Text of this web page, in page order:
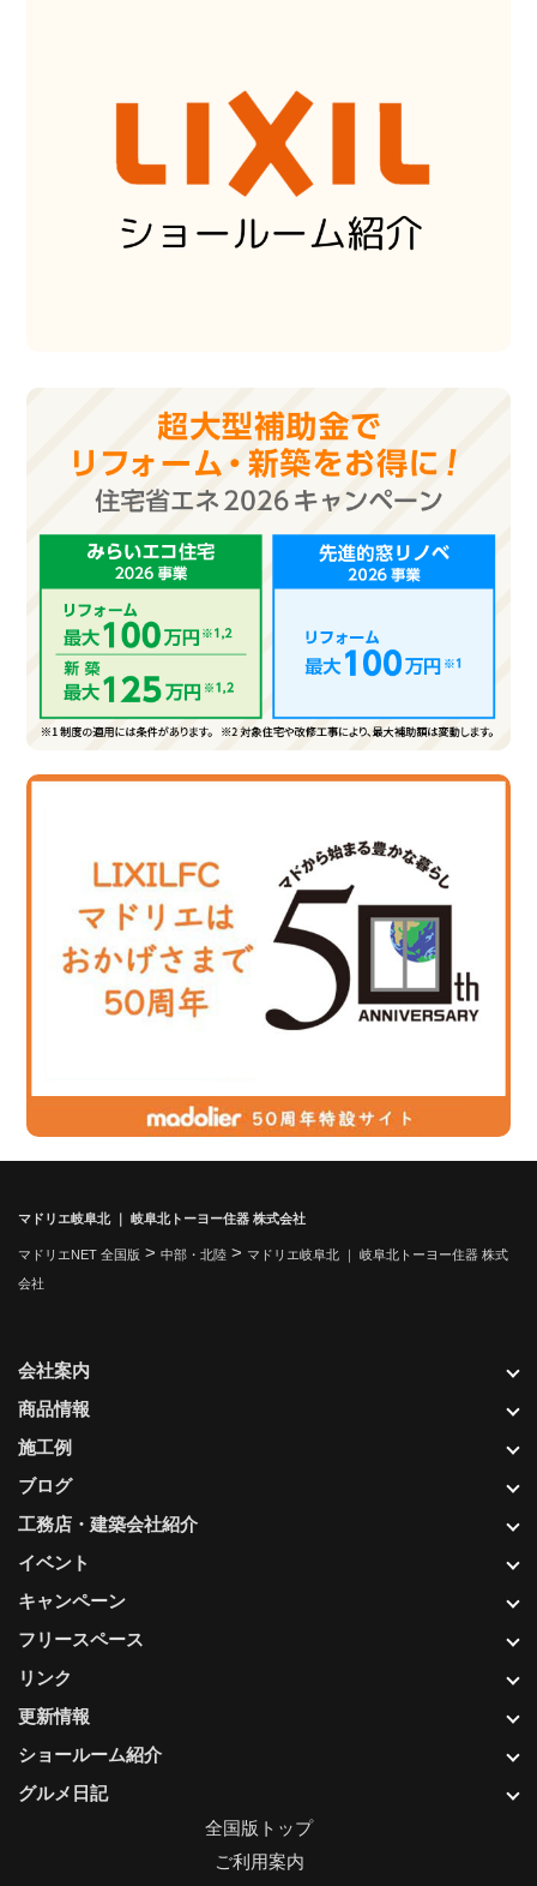
マドリエ岐阜北 ｜ 岐阜北トーヨー住器 株式会社
マドリエNET 全国版 > 中部・北陸 > マドリエ岐阜北 ｜ 岐阜北トーヨー住器 株式
会社
更新情報
ショールーム紹介
グルメ日記
会社案内
商品情報
施工例
ブログ
工務店・建築会社紹介
イベント
キャンペーン
フリースペース
リンク
全国版トップ
ご利用案内